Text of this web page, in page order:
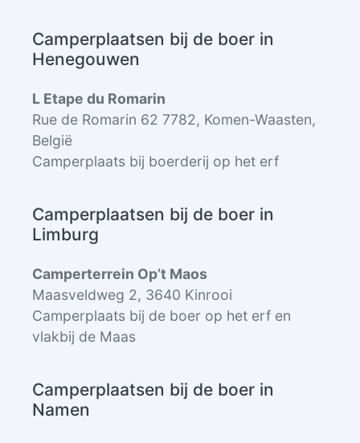
Camperplaatsen bij de boer in
Henegouwen
L Etape du Romarin
Rue de Romarin 62 7782, Komen-Waasten,
België
Camperplaats bij boerderij op het erf
Camperplaatsen bij de boer in
Limburg
Camperterrein Op’t Maos
Maasveldweg 2, 3640 Kinrooi
Camperplaats bij de boer op het erf en
vlakbij de Maas
Camperplaatsen bij de boer in
Namen